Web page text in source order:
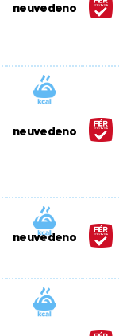
neuvedeno
neuvedeno
neuvedeno